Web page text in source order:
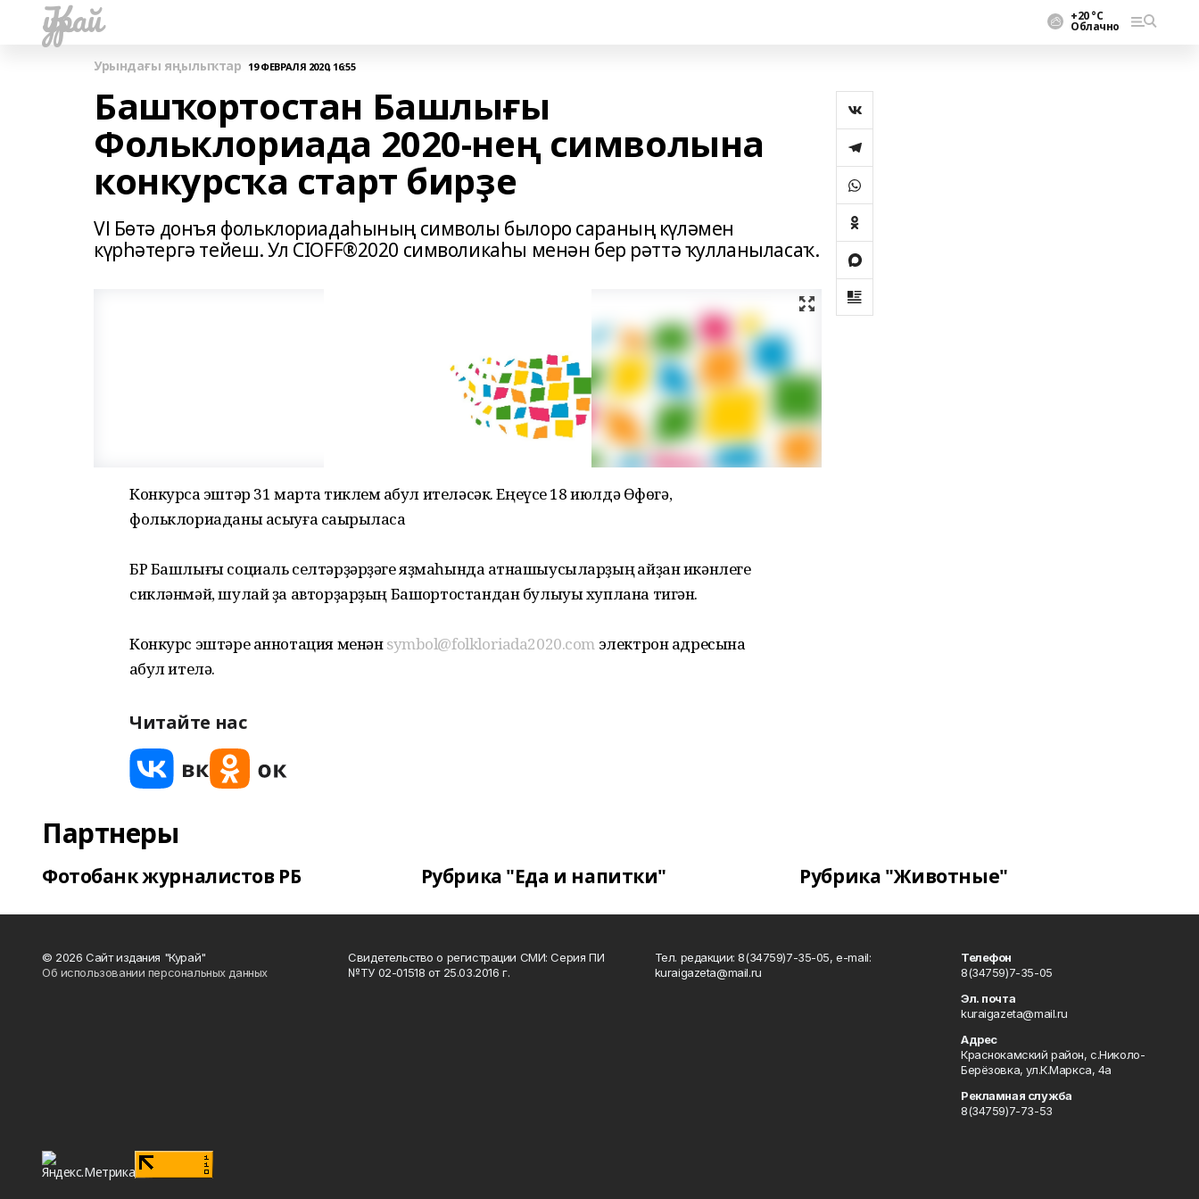
Ҡурай +20 °С
Облачно
Урындағы яңылыҡтар 19 ФЕВРАЛЯ 2020, 16:55
Башҡортостан Башлығы
Фольклориада 2020-нең символына
конкурсҡа старт бирҙе
Vl Бөтә донъя фольклориадаһының символы былоро сараның күләмен
күрһәтергә тейеш. Ул CIOFF®2020 символикаһы менән бер рәттә ҡулланыласаҡ.
Конкурсҡа эштәр 31 мартҡа тиклем ҡабул ителәсәк. Еңеүсе 18 июлдә Өфөгә,
фольклориаданы асыуға саҡырыласаҡ
БР Башлығы социаль селтәрҙәрҙәге яҙмаһында ҡатнашыусыларҙың ҡайҙан икәнлеге
сикләнмәй, шулай ҙа авторҙарҙың Башҡортостандан булыуы хуплана тигән.
Конкурс эштәре аннотация менәнsymbol@folkloriada2020.com электрон адресына
ҡабул ителә.
Читайте нас
Партнеры
Фотобанк журналистов РБ Рубрика "Еда и напитки" Рубрика "Животные"
© 2026 Сайт издания "Курай"
Об использовании персональных данных
Свидетельство о регистрации СМИ: Серия ПИ
№ТУ 02-01518 от 25.03.2016 г.
Тел. редакции: 8(34759)7-35-05, e-mail:
kuraigazeta@mail.ru
Телефон
8(34759)7-35-05
Эл. почта
kuraigazeta@mail.ru
Адрес
Краснокамский район, с.Николо-
Берёзовка, ул.К.Маркса, 4а
Рекламная служба
8(34759)7-73-53